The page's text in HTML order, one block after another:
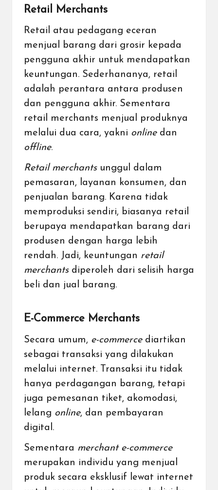
Retail Merchants
Retail atau pedagang eceran
menjual barang dari grosir kepada
pengguna akhir untuk mendapatkan
keuntungan. Sederhananya, retail
adalah perantara antara produsen
dan pengguna akhir. Sementara
retail merchants menjual produknya
melalui dua cara, yakni onlinedan
offline.
Retail merchantsunggul dalam
pemasaran, layanan konsumen, dan
penjualan barang. Karena tidak
memproduksi sendiri, biasanya retail
berupaya mendapatkan barang dari
produsen dengan harga lebih
rendah. Jadi, keuntungan retail
merchantsdiperoleh dari selisih harga
beli dan jual barang.
E-Commerce Merchants
Secara umum, e-commercediartikan
sebagai transaksi yang dilakukan
melalui internet. Transaksi itu tidak
hanya perdagangan barang, tetapi
juga pemesanan tiket, akomodasi,
lelang online, dan pembayaran
digital .
Sementara merchant e-commerce
merupakan individu yang menjual
produk secara eksklusif lewat internet